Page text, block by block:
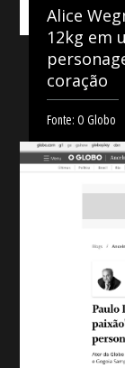
Alice
12kg em
coração
Fonte: O Globo